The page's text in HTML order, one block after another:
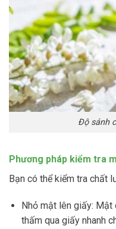
Độ sánh
Phương pháp kiểm tra
Bạn có thể kiểm tra chất
Nhỏ mật lên giấy:
thấm qua giấy nhanh